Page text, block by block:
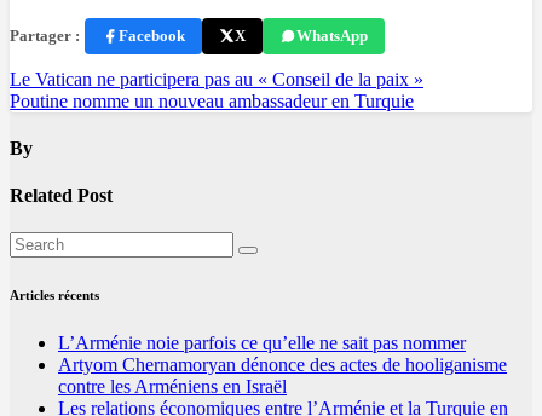
Partager : Facebook X WhatsApp
Navigation
de
l’article
Le Vatican ne participera pas au « Conseil de la paix »
Poutine nomme un nouveau ambassadeur en Turquie
By
Related Post
Articles récents
L’Arménie noie parfois ce qu’elle ne sait pas nommer
Artyom Chernamoryan dénonce des actes de hooliganisme
contre les Arméniens en Israël
Les relations économiques entre l’Arménie et la Turquie en